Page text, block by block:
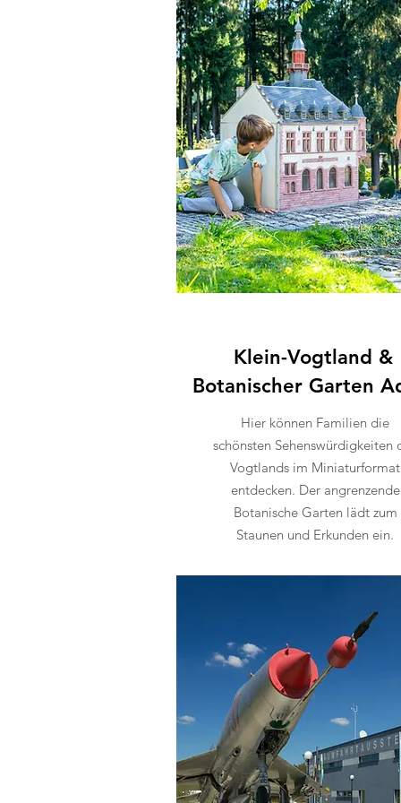
Klein-Vogtland &
Botanischer Garten
Hier können Familien die
schönsten Sehenswürdigkeiten
Vogtlands im Miniaturformat
entdecken. Der angrenzende
Botanische Garten lädt zum
Staunen und Erkunden ein.